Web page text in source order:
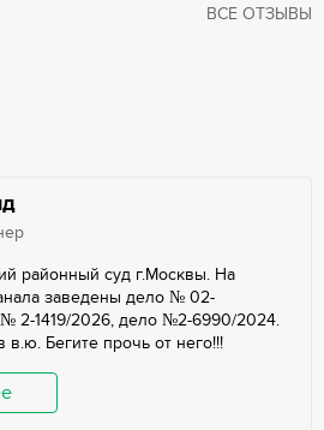
ВСЕ ОТЗЫВЫ
районный суд г.Москвы. На
заведены дело № 02-
2-1419/2026, дело №2-6990/2024.
Бегите прочь от него!!!